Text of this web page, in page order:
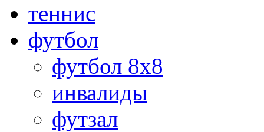
теннис
футбол
футбол 8х8
инвалиды
футзал